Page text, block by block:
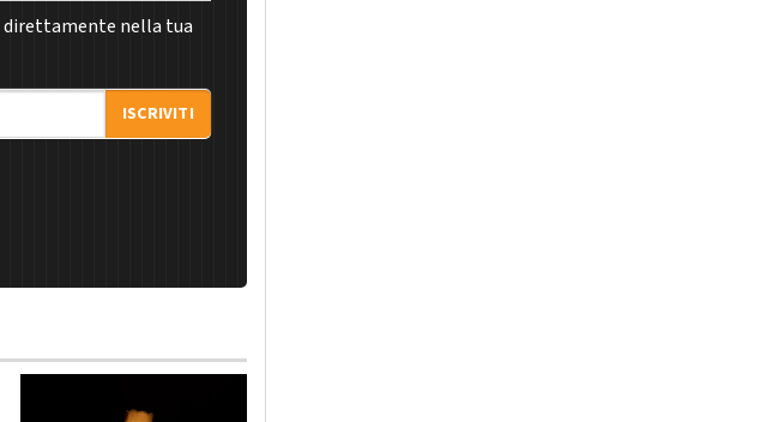
direttamente nella tua
ISCRIVITI